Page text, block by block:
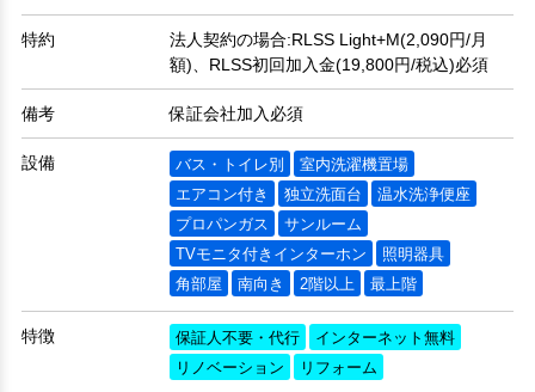
特約
法人契約の場合:RLSS Light+M(2,090円/月
額)、RLSS初回加入金(19,800円/税込)必須
備考 保証会社加入必須
設備 バス・トイレ別
室内洗濯機置場
エアコン付き
独立洗面台
温水洗浄便座
プロパンガス
サンルーム
TVモニタ付きインターホン
照明器具
角部屋
南向き 2階以上 最上階
特徴 保証人不要・代行
インターネット無料
リノベーション
リフォーム